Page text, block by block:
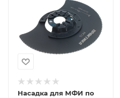
Насадка для МФИ по